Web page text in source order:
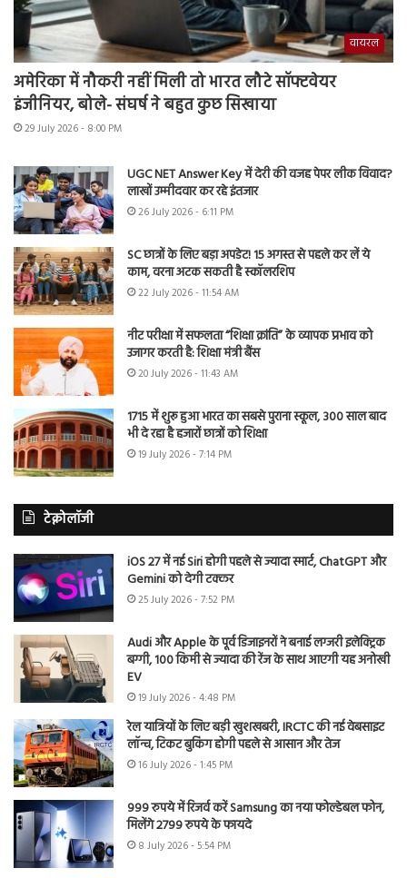
वायरल
अमेरिका में नौकरी नहीं मिली तो भारत लौटे सॉफ्टवेयर
इंजीनियर, बोले- संघर्ष ने बहुत कुछ सिखाया
29 July 2026 - 8:00 PM
UGC NET Answer Key में देरी की वजह पेपर लीक विवाद?
लाखों उम्मीदवार कर रहे इंतजार
26 July 2026 - 6:11 PM
SC छात्रों के लिए बड़ा अपडेट! 15 अगस्त से पहले कर लें ये
काम, वरना अटक सकती है स्कॉलरशिप
22 July 2026 - 11:54 AM
नीट परीक्षा में सफलता “शिक्षा क्रांति” के व्यापक प्रभाव को
उजागर करती है: शिक्षा मंत्री बैंस
20 July 2026 - 11:43 AM
1715 में शुरू हुआ भारत का सबसे पुराना स्कूल, 300 साल बाद
भी दे रहा है हजारों छात्रों को शिक्षा
19 July 2026 - 7:14 PM
टेक्नोलॉजी
iOS 27 में नई Siri होगी पहले से ज्यादा स्मार्ट, ChatGPT और
Gemini को देगी टक्कर
25 July 2026 - 7:52 PM
Audi और Apple के पूर्व डिजाइनरों ने बनाई लग्जरी इलेक्ट्रिक
बग्गी, 100 किमी से ज्यादा की रेंज के साथ आएगी यह अनोखी
EV
19 July 2026 - 4:48 PM
रेल यात्रियों के लिए बड़ी खुशखबरी, IRCTC की नई वेबसाइट
लॉन्च, टिकट बुकिंग होगी पहले से आसान और तेज
16 July 2026 - 1:45 PM
999 रुपये में रिजर्व करें Samsung का नया फोल्डेबल फोन,
मिलेंगे 2799 रुपये के फायदे
8 July 2026 - 5:54 PM